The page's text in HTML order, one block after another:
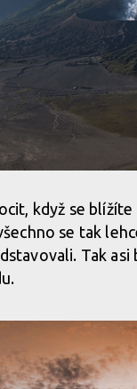
když se
se tak
Tak